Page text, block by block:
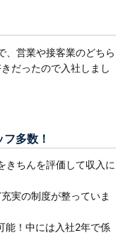
、営業や接客業のどちら
だったので入社しまし
多数！
きちんを評価して収入に
実の制度が整っていま
能！中には入社2年で係